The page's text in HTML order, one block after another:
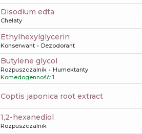
disodium edta
Chelaty
ethylhexylglycerin
Konserwant Dezodorant
butylene glycol
Rozpuszczalnik
Humektanty
Komedogenność: 1
coptis japonica root extract
1,2-hexanediol
Rozpuszczalnik